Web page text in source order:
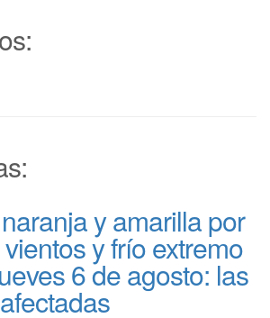
y amarilla por
y frío extremo
6 de agosto: las